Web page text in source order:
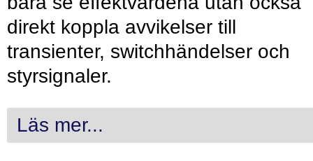
direkt koppla avvikelser till
transienter, switchhändelser och
styrsignaler.
Läs mer...